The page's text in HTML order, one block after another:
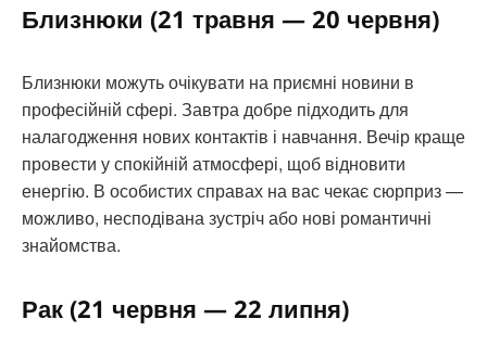
Близнюки (21 травня — 20 червня)
Близнюки можуть очікувати на приємні новини в
професійній сфері. Завтра добре підходить для
налагодження нових контактів і навчання. Вечір краще
провести у спокійній атмосфері, щоб відновити
енергію. В особистих справах на вас чекає сюрприз —
можливо, несподівана зустріч або нові романтичні
знайомства.
Рак (21 червня — 22 липня)